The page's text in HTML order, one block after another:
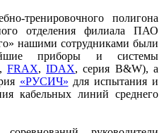
тренировочного полигона
отделения филиала ПАО
нашими сотрудниками были
приборы и системы
FRAX,IDAX, серия B&W), а
«РУСИЧ» для испытания и
кабельных линий среднего